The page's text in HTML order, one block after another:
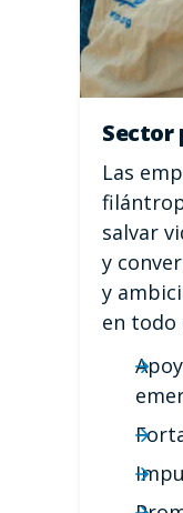
Sector
Las
salvar
y
y
en todo